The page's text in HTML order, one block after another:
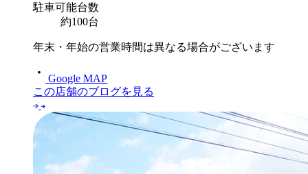
駐車可能台数
約100台
年末・年始の営業時間は異なる場合がございます
Google MAP
この店舗のブログを見る